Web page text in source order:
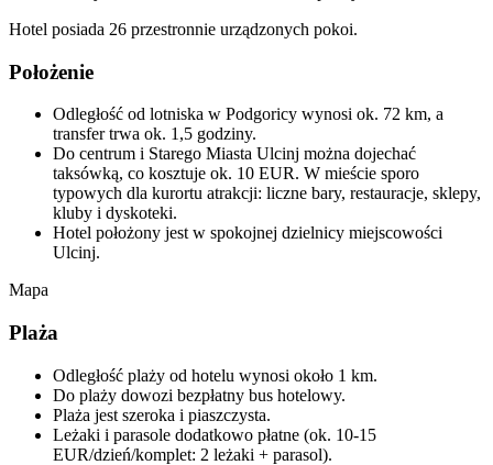
Hotel posiada 26 przestronnie urządzonych pokoi.
Położenie
Odległość od lotniska w Podgoricy wynosi ok. 72 km, a
transfer trwa ok. 1,5 godziny.
Do centrum i Starego Miasta Ulcinj można dojechać
taksówką, co kosztuje ok. 10 EUR. W mieście sporo
typowych dla kurortu atrakcji: liczne bary, restauracje, sklepy,
kluby i dyskoteki.
Hotel położony jest w spokojnej dzielnicy miejscowości
Ulcinj.
Mapa
Plaża
Odległość plaży od hotelu wynosi około 1 km.
Do plaży dowozi bezpłatny bus hotelowy.
Plaża jest szeroka i piaszczysta.
Leżaki i parasole dodatkowo płatne (ok. 10-15
EUR/dzień/komplet: 2 leżaki + parasol).